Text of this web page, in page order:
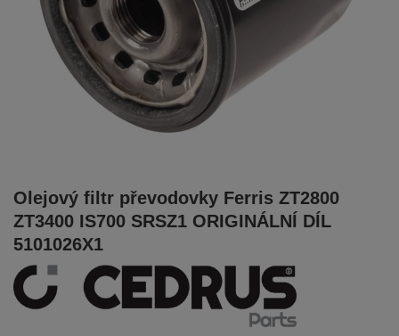
Olejový filtr převodovky Ferris ZT2800
ZT3400 IS700 SRSZ1 ORIGINÁLNÍ DÍL
5101026X1